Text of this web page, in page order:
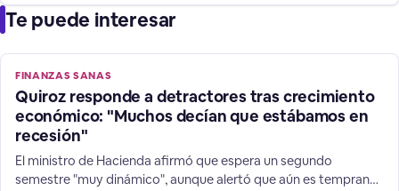
Te puede interesar
FINANZAS SANAS
Quiroz responde a detractores tras crecimiento
económico: "Muchos decían que estábamos en
recesión"
El ministro de Hacienda afirmó que espera un segundo
semestre "muy dinámico", aunque alertó que aún es temprano